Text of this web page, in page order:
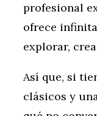
profesional
ofrece
explorar,
Así que, si
clásicos y